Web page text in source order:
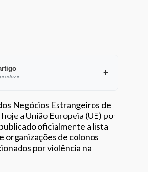
Ouvir este artigo
Negócios Estrangeiros de
a União Europeia (UE) por
oficialmente a lista
organizações de colonos
por violência na